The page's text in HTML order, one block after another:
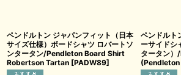
ペンドルトン ジャパンフィット（日本
サイズ仕様）ボードシャツ ロバートソ
ンタータン/Pendleton Board Shirt
Robertson Tartan [PADW89]
ペンドルト
ーサイドシ
タータン